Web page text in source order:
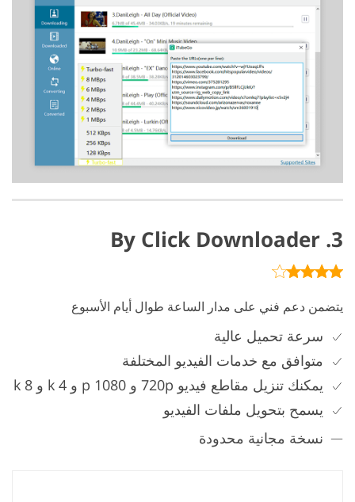
3. By Click Downloader
يتضمن دعم فني على مدار الساعة طوال أيام الأسبوع
سرعة تحميل عالية
متوافق مع خدمات الفيديو المختلفة
يمكنك تنزيل مقاطع فيديو 720p و 1080 p و 4 k و 8 k
يسمح بتحويل ملفات الفيديو
نسخة مجانية محدودة